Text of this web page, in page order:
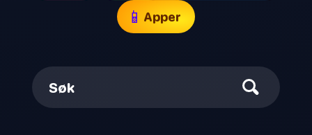
📱 Apper
Søk